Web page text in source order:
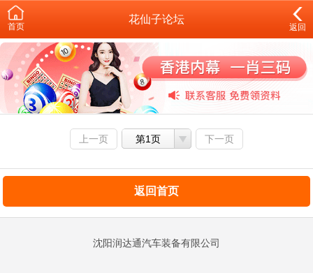
首页
花仙子论坛
返回
上一页 第1页 下一页
返回首页
沈阳润达通汽车装备有限公司